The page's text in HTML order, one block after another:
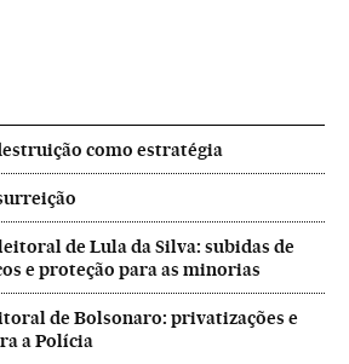
como estratégia
de Lula da Silva: subidas de
e proteção para as minorias
de Bolsonaro: privatizações e
a Polícia